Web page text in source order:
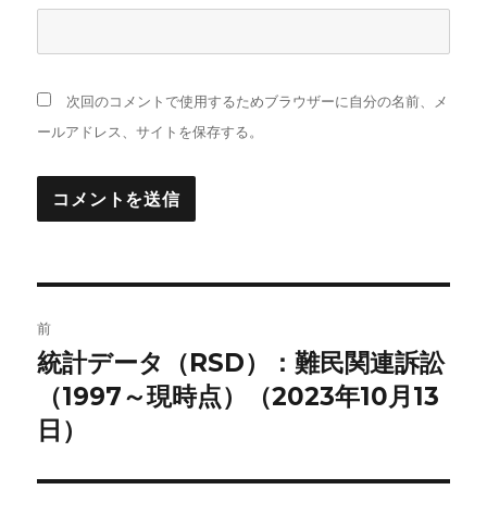
次回のコメントで使用するためブラウザーに自分の名前、メ
ールアドレス、サイトを保存する。
稿
ナ
ビ
ゲ
前
前
の
投
統計データ（RSD）：難民関連訴訟
（1997～現時点）（2023年10月13
日）